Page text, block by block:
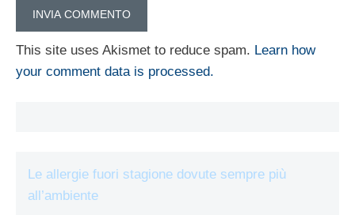
This site uses Akismet to reduce spam. Learn how
your comment data is processed.
Le allergie fuori stagione dovute sempre più
all’ambiente